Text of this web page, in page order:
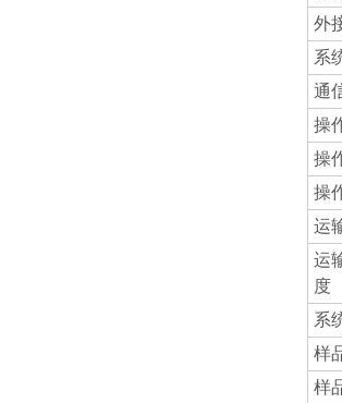
外
系
通
操
操
操
运
运
度
系
样
样